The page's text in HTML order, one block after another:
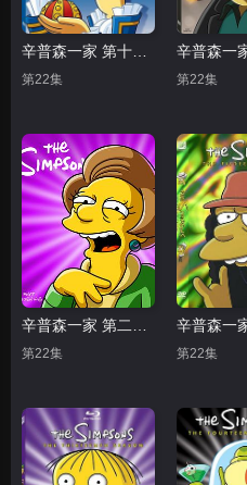
辛普森一家 第十七季
第22集 第22集
第22集 第22集